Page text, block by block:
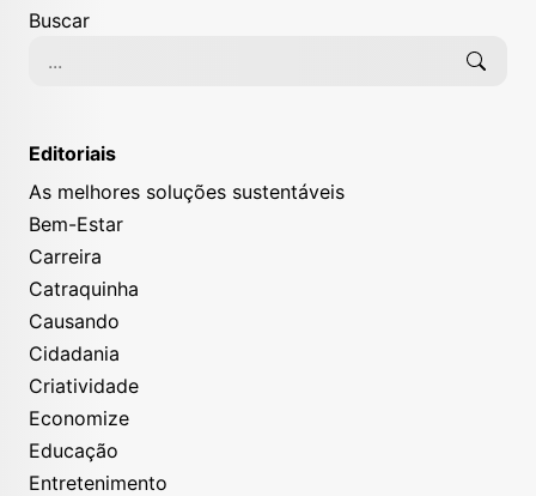
Buscar
Editoriais
As melhores soluções sustentáveis
Bem-Estar
Carreira
Catraquinha
Causando
Cidadania
Criatividade
Economize
Educação
Entretenimento